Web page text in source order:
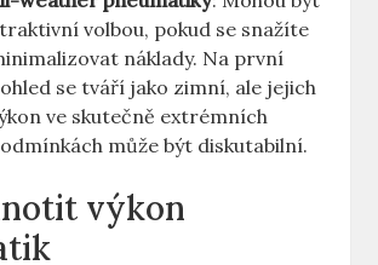
volbou, pokud se snažíte
náklady. Na první
se tváří jako zimní, ale jejich
ve skutečně extrémních
může být diskutabilní.
výkon